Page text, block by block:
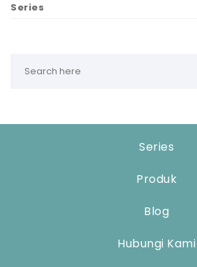
Series
Series
Produk
Blog
Hubungi Kami